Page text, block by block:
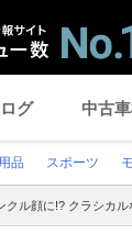
グ 中古
品 スポーツ
クル顔に!? クラシカ